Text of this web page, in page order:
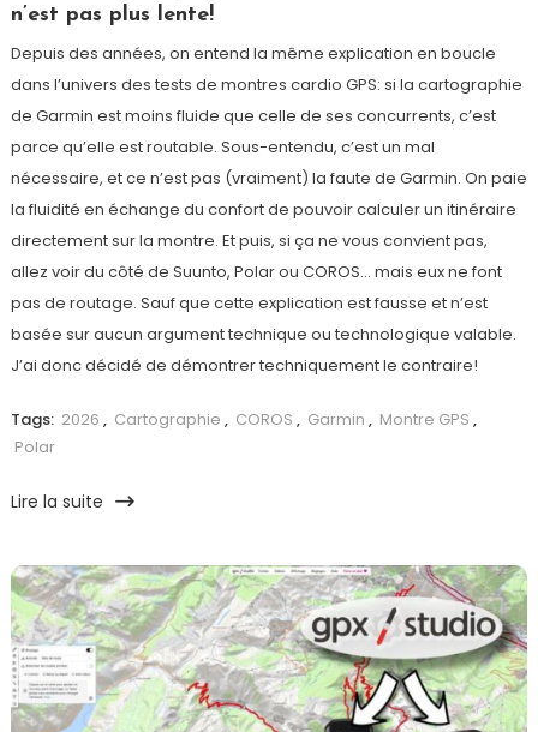
n’est pas plus lente!
Depuis des années, on entend la même explication en boucle
dans l’univers des tests de montres cardio GPS: si la cartographie
de Garmin est moins fluide que celle de ses concurrents, c’est
parce qu’elle est routable. Sous-entendu, c’est un mal
nécessaire, et ce n’est pas (vraiment) la faute de Garmin. On paie
la fluidité en échange du confort de pouvoir calculer un itinéraire
directement sur la montre. Et puis, si ça ne vous convient pas,
allez voir du côté de Suunto, Polar ou COROS… mais eux ne font
pas de routage. Sauf que cette explication est fausse et n’est
basée sur aucun argument technique ou technologique valable.
J’ai donc décidé de démontrer techniquement le contraire!
Tags: 2026 , Cartographie , COROS , Garmin , Montre GPS ,
Polar
Lire la suite